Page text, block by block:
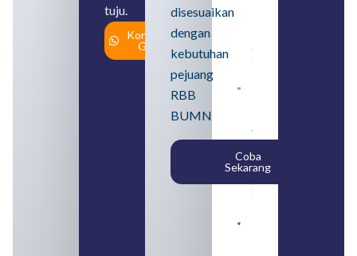
tuju.
Konsultasi
Gratis
disesuaikan
dengan
kebutuhan
pejuang
RBB
BUMN
Coba
Sekarang
August 5,
2026
yang
Tergabung
dalam
Himbara
August 4,
2026